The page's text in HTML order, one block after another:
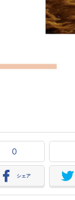
0
シェア